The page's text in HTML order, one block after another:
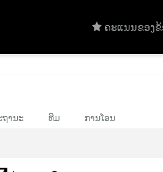
ຄະແນນຂອງ
ຖານະ ທີມ ການໂອນ